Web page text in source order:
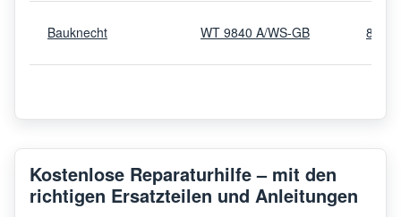
Bauknecht WT 9840 A/WS-GB
Kostenlose Reparaturhilfe – mit den
richtigen Ersatzteilen und Anleitungen